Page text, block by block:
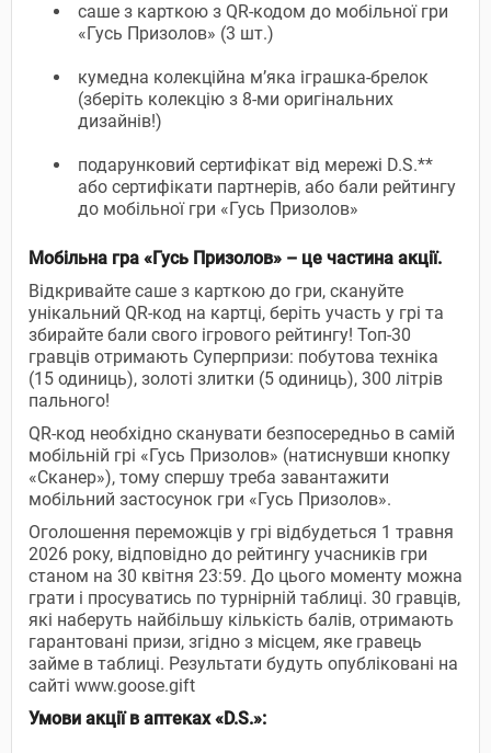
саше з карткою з QR-кодом до мобільної гри
«Гусь Призолов» (3 шт.)
кумедна колекційна м’яка іграшка-брелок
(зберіть колекцію з 8-ми оригінальних
дизайнів!)
подарунковий сертифікат від мережі D.S.**
або сертифікати партнерів, або бали рейтингу
до мобільної гри «Гусь Призолов»
Мобільна гра «Гусь Призолов» – це частина акції.
Відкривайте саше з карткою до гри, скануйте
унікальний QR-код на картці, беріть участь у грі та
збирайте бали свого ігрового рейтингу! Топ-30
гравців отримають Суперпризи: побутова техніка
(15 одиниць), золоті злитки (5 одиниць), 300 літрів
пального!
QR-код необхідно сканувати безпосередньо в самій
мобільній грі «Гусь Призолов» (натиснувши кнопку
«Сканер»), тому спершу треба завантажити
мобільний застосунок гри «Гусь Призолов».
Оголошення переможців у грі відбудеться 1 травня
2026 року, відповідно до рейтингу учасників гри
станом на 30 квітня 23:59. До цього моменту можна
грати і просуватись по турнірній таблиці. 30 гравців,
які наберуть найбільшу кількість балів, отримають
гарантовані призи, згідно з місцем, яке гравець
займе в таблиці. Результати будуть опубліковані на
сайті www.goose.gift
Умови акції в аптеках «D.S.»: